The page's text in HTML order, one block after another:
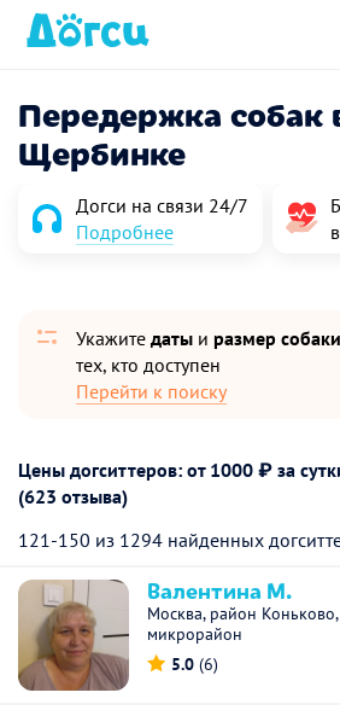
Передержка собак
Щербинке
Догси на связи 24/7
Подробнее
Укажите даты и размер собаки
тех, кто доступен
Перейти к поиску
Цены догситтеров: от 1000 ₽ за
(623 отзыва)
121-150 из 1294 найденных
Валентина М.
Москва, район
микрорайон
5.0 (6)